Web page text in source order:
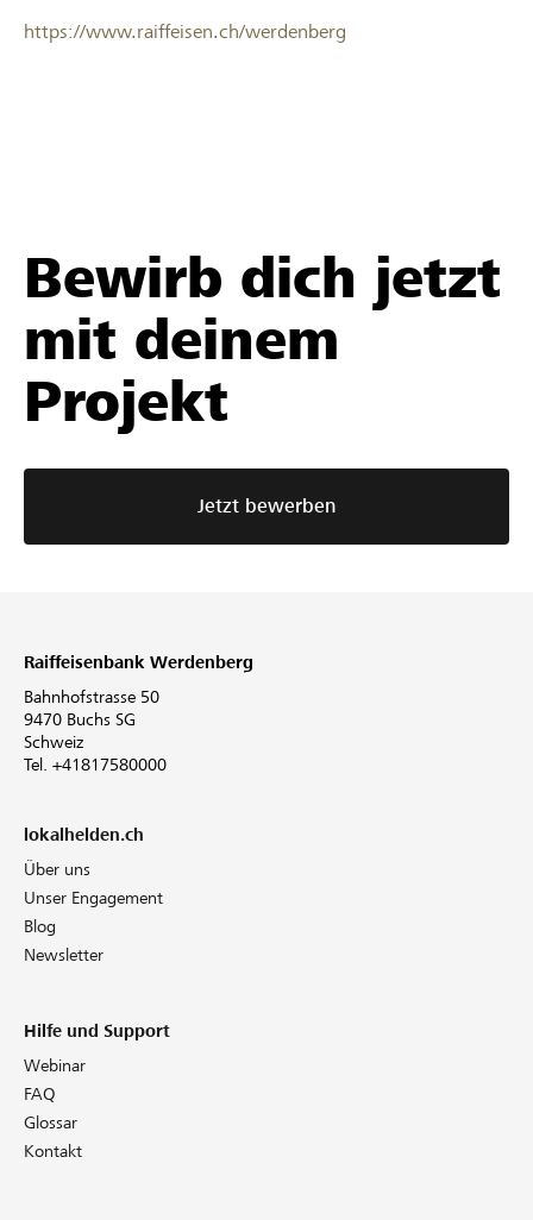
https://www.raiffeisen.ch/werdenberg
Bewirb dich jetzt
mit deinem
Projekt
Jetzt bewerben
Raiffeisenbank Werdenberg
Bahnhofstrasse 50
9470 Buchs SG
Schweiz
Tel. +41817580000
lokalhelden.ch
Über uns
Unser Engagement
Blog
Newsletter
Hilfe und Support
Webinar
FAQ
Glossar
Kontakt